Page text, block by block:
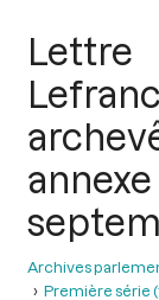
Archives
Première série